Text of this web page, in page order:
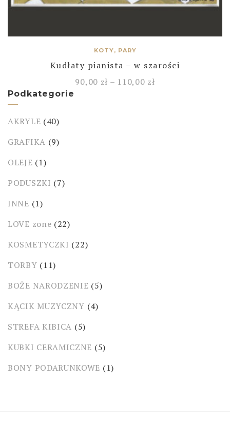
KOTY, PARY
Kudłaty pianista – w szarości
90,00 zł – 110,00 zł
Podkategorie
AKRYLE (40)
GRAFIKA (9)
OLEJE (1)
PODUSZKI (7)
INNE (1)
LOVE zone (22)
KOSMETYCZKI (22)
TORBY (11)
BOŻE NARODZENIE (5)
KĄCIK MUZYCZNY (4)
STREFA KIBICA (5)
KUBKI CERAMICZNE (5)
BONY PODARUNKOWE (1)